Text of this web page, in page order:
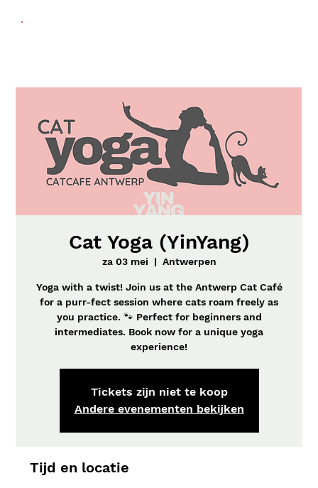
Cat Yoga (YinYang)
za 03 mei
  |
Antwerpen
Yoga with a twist! Join us at the Antwerp Cat Café
for a purr-fect session where cats roam freely as
you practice. 🐾 Perfect for beginners and
intermediates. Book now for a unique yoga
experience!
Tickets zijn niet te koop
Andere evenementen bekijken
Tijd en locatie